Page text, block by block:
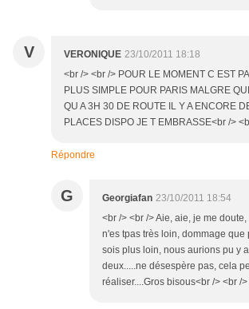
V VERONIQUE 23/10/2011 18:18
<br /> <br /> POUR LE MOMENT C EST
PLUS SIMPLE POUR PARIS MALGRE
QU A 3H 30 DE ROUTE IL Y A ENCORE
PLACES DISPO JE T EMBRASSE<br />
Répondre
G Georgiafan 23/10/2011 18:54
<br /> <br /> Aie, aie, je me
n'es tpas très loin, dommage que
sois plus loin, nous aurions pu y
deux.....ne désespère pas, cela
réaliser....Gros bisous<br /> <br /